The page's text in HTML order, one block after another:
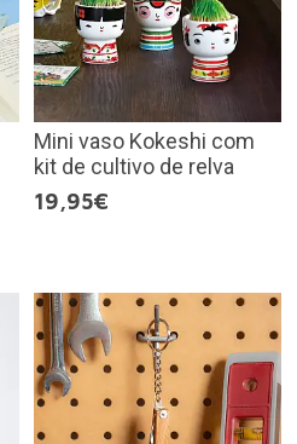
Mini vaso Kokeshi com
kit de cultivo de relva
19,95€